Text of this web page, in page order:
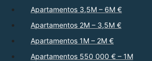
Apartamentos 3,5M – 6M €
Apartamentos 2M – 3,5M €
Apartamentos 1M – 2M €
Apartamentos 550 000 € – 1M